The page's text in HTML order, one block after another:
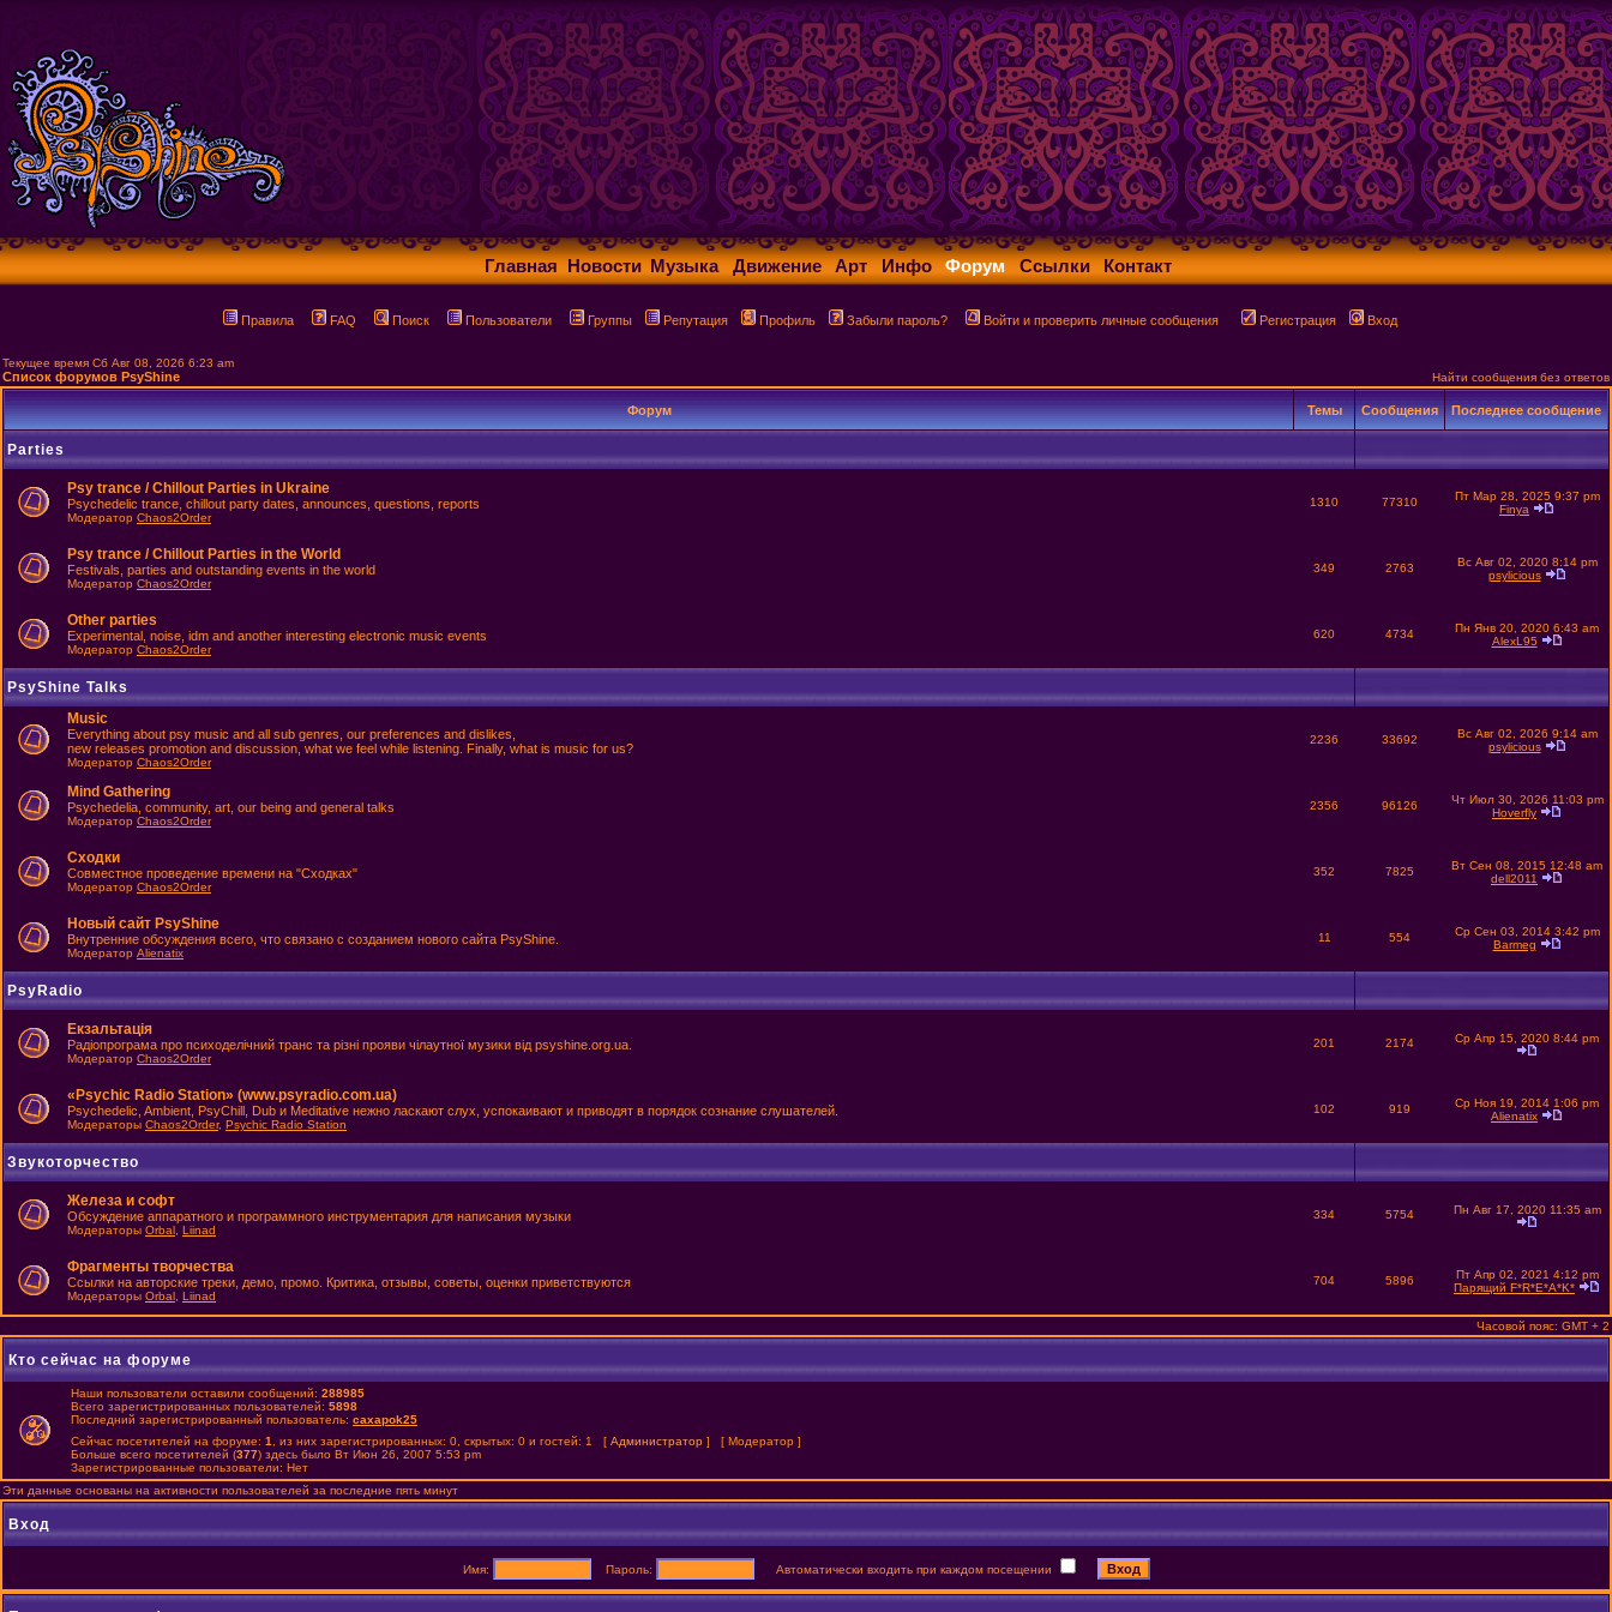
Главная Новости Музыка Движение Арт Инфо Форум Ссылки Контакт
Правила FAQ Поиск Пользователи Группы Репутация Профиль Забыли пароль? Войти и проверить личные сообщения Регистрация Вход
Текущее время Сб Авг 08, 2026 6:23 am
Список форумов PsyShine Найти сообщения без ответов
Форум Темы Сообщения Последнее сообщение
Parties
Psy trance / Chillout Parties in Ukraine
Psychedelic trance, chillout party dates, announces, questions, reports
Модератор Chaos2Order
1310 77310
Пт Мар 28, 2025 9:37 pm
Finya
Psy trance / Chillout Parties in the World
Festivals, parties and outstanding events in the world
Модератор Chaos2Order
349 2763
Вс Авг 02, 2020 8:14 pm
psylicious
Other parties
Experimental, noise, idm and another interesting electronic music events
Модератор Chaos2Order
620 4734
Пн Янв 20, 2020 6:43 am
AlexL95
PsyShine Talks
Music
Everything about psy music and all sub genres, our preferences and dislikes,
new releases promotion and discussion, what we feel while listening. Finally, what is music for us?
Модератор Chaos2Order
2236 33692
Вс Авг 02, 2026 9:14 am
psylicious
Mind Gathering
Psychedelia, community, art, our being and general talks
Модератор Chaos2Order
2356 96126
Чт Июл 30, 2026 11:03 pm
Hoverfly
Сходки
Совместное проведение времени на "Сходках"
Модератор Chaos2Order
352 7825
Вт Сен 08, 2015 12:48 am
dell2011
Новый сайт PsyShine
Внутренние обсуждения всего, что связано с созданием нового сайта PsyShine.
Модератор Alienatix
11 554
Ср Сен 03, 2014 3:42 pm
Barmeg
PsyRadio
Екзальтація
Радіопрограма про психоделічний транс та різні прояви чілаутної музики від psyshine.org.ua.
Модератор Chaos2Order
201 2174 Ср Апр 15, 2020 8:44 pm
«Psychic Radio Station» (www.psyradio.com.ua)
Psychedelic, Ambient, PsyChill, Dub и Meditative нежно ласкают слух, успокаивают и приводят в порядок сознание слушателей.
Модераторы Chaos2Order, Psychic Radio Station
102 919
Ср Ноя 19, 2014 1:06 pm
Alienatix
Звукоторчество
Железа и софт
Обсуждение аппаратного и программного инструментария для написания музыки
Модераторы Orbal Liinad
334 5754 Пн Авг 17, 2020 11:35 am
Фрагменты творчества
Ссылки на авторские треки, демо, промо. Критика, отзывы, советы, оценки приветствуются
Модераторы Orbal Liinad
704 5896
Пт Апр 02, 2021 4:12 pm
Парящий F*R*E*A*K*
Часовой пояс: GMT + 2
Кто сейчас на форуме
Наши пользователи оставили сообщений: 288985
Всего зарегистрированных пользователей: 5898
Последний зарегистрированный пользователь: caxapok25
Сейчас посетителей на форуме: 1 , из них зарегистрированных: 0, скрытых: 0 и гостей: 1 [ Администратор ] [ Модератор ]
Больше всего посетителей (377) здесь было Вт Июн 26, 2007 5:53 pm
Зарегистрированные пользователи: Нет
Эти данные основаны на активности пользователей за последние пять минут
Вход
Имя: Пароль: Автоматически входить при каждом посещении